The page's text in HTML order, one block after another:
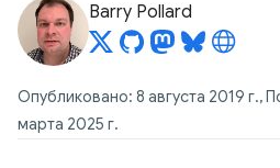
Barry Pollard
Опубликовано: 8 августа 2019 г.,
марта 2025 г.